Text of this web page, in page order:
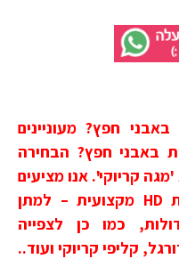
חפץ? מעוניינים
באבני חפץ? הבחירה
קריוקי'. אנו מציעים
השכרת מקרן ומסך ברזולוציית HD מקצועית – למתן
כמו כן לצפייה
קליפי קריוקי ועוד..